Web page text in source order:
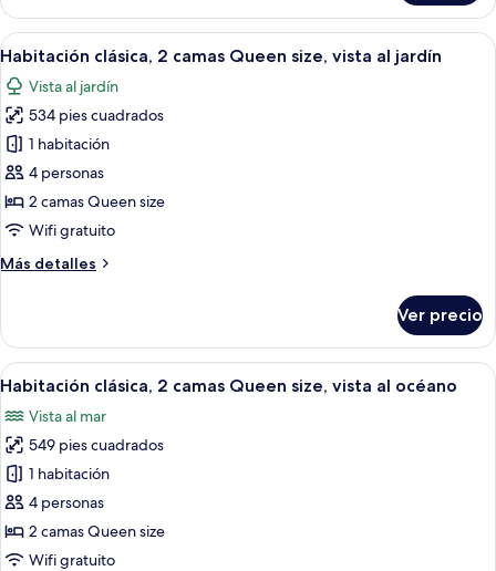
clásica,
varias
camas,
al
jardín
Abrir
todas
las
fotos
de
Habitación
clásica,
2
Queen
al
jardín
Habitación de hotel con dos camas,
5
Habitación clásica, 2 camas Queen size, vista al jardín
Vista al jardín
534 pies cuadrados
1 habitación
4 personas
2 camas Queen size
Wifi gratuito
Más detalles
Más
clásica,
camas
size,
vista
al
jardín
Ver precio
Abrir
todas
las
fotos
de
Habitación
clásica,
2
Habitación de hotel con un ventanal
6
Habitación clásica, 2 camas Queen size, vista al océano
Vista al mar
549 pies cuadrados
1 habitación
4 personas
2 camas Queen size
Wifi gratuito